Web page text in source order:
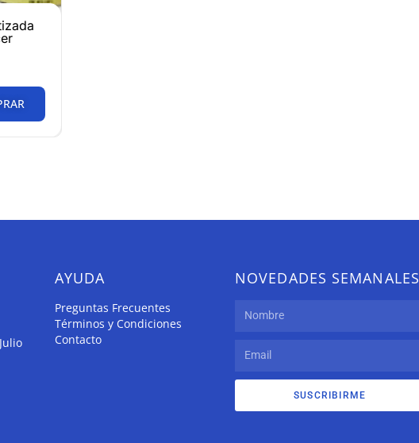
AYUDA
Preguntas Frecuentes
Términos y Condiciones
Contacto
NOVEDADES SEMANALES
SUSCRIBIRME